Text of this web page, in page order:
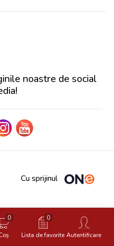
noastre de social
Cu sprijinul
0 0
Lista de favorite Autentificare